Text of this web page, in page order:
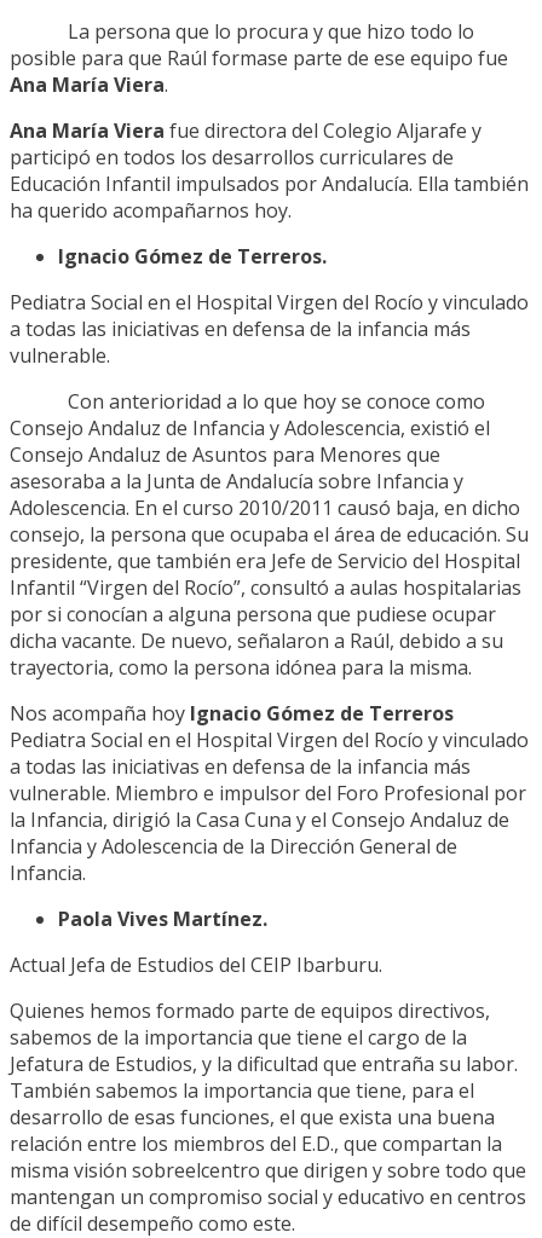
La persona que lo procura y que hizo todo lo
posible para que Raúl formase parte de ese equipo fue
Ana María Viera.
Ana María Viera fue directora del Colegio Aljarafe y
participó en todos los desarrollos curriculares de
Educación Infantil impulsados por Andalucía. Ella también
ha querido acompañarnos hoy.
Ignacio Gómez de Terreros.
Pediatra Social en el Hospital Virgen del Rocío y vinculado
a todas las iniciativas en defensa de la infancia más
vulnerable.
Con anterioridad a lo que hoy se conoce como
Consejo Andaluz de Infancia y Adolescencia, existió el
Consejo Andaluz de Asuntos para Menores que
asesoraba a la Junta de Andalucía sobre Infancia y
Adolescencia. En el curso 2010/2011 causó baja, en dicho
consejo, la persona que ocupaba el área de educación. Su
presidente, que también era Jefe de Servicio del Hospital
Infantil “Virgen del Rocío”, consultó a aulas hospitalarias
por si conocían a alguna persona que pudiese ocupar
dicha vacante. De nuevo, señalaron a Raúl, debido a su
trayectoria, como la persona idónea para la misma.
Nos acompaña hoy Ignacio Gómez de Terreros
Pediatra Social en el Hospital Virgen del Rocío y vinculado
a todas las iniciativas en defensa de la infancia más
vulnerable. Miembro e impulsor del Foro Profesional por
la Infancia, dirigió la Casa Cuna y el Consejo Andaluz de
Infancia y Adolescencia de la Dirección General de
Infancia.
Paola Vives Martínez.
Actual Jefa de Estudios del CEIP Ibarburu.
Quienes hemos formado parte de equipos directivos,
sabemos de la importancia que tiene el cargo de la
Jefatura de Estudios, y la dificultad que entraña su labor.
También sabemos la importancia que tiene, para el
desarrollo de esas funciones, el que exista una buena
relación entre los miembros del E.D., que compartan la
misma visión sobreelcentro que dirigen y sobre todo que
mantengan un compromiso social y educativo en centros
de difícil desempeño como este.